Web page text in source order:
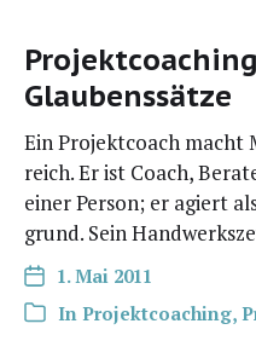
Glaubenssätze
Ein Pro­jekt­coach
reich. Er ist Coach,
einer Per­son; er agiert
grund. Sein
1. Mai 2011
In Projektcoaching,